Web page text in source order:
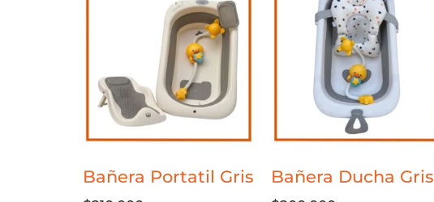
Bañera Portatil Gris Bañera Ducha Gris